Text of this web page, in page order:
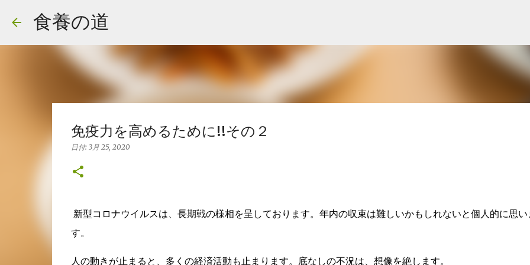
食養の道
免疫力を高めるために!!その２
日付: 3月 25, 2020
新型コロナウイルスは、長期戦の様相を呈しております。年内の収束は難しいかもしれないと個人的に思い
す。
人の動きが止まると、多くの経済活動も止まります。底なしの不況は、想像を絶します。